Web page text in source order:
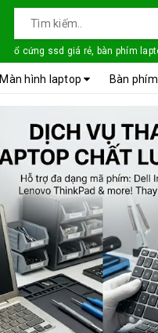
ổ cứng ssd giá rẻ, bàn phím
Màn hình laptop Bàn